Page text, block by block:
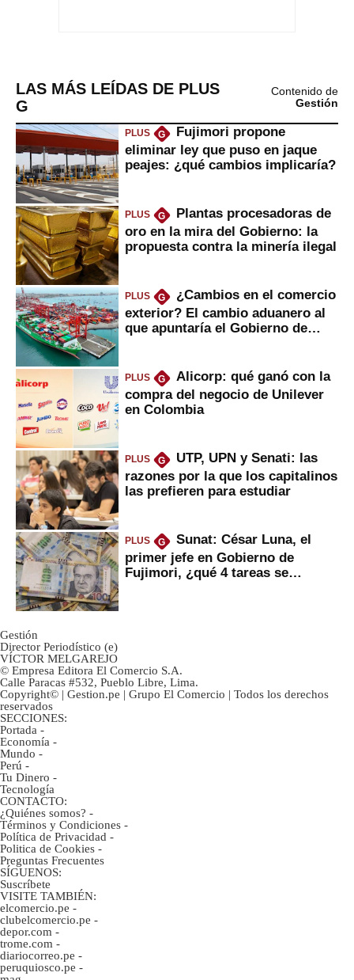
LAS MÁS LEÍDAS DE PLUS
G
Contenido de
Gestión
PLUS G
Fujimori propone
eliminar ley que puso en jaque
peajes: ¿qué cambios implicaría?
PLUS G
Plantas procesadoras de
oro en la mira del Gobierno: la
propuesta contra la minería ilegal
PLUS G
¿Cambios en el comercio
exterior? El cambio aduanero al
que apuntaría el Gobierno de
PLUS G
Alicorp: qué ganó con la
compra del negocio de Unilever
en Colombia
PLUS G
UTP, UPN y Senati: las
razones por la que los capitalinos
las prefieren para estudiar
PLUS G
Sunat: César Luna, el
primer jefe en Gobierno de
Fujimori, ¿qué 4 tareas se
Gestión
Director Periodístico (e)
VÍCTOR MELGAREJO
© Empresa Editora El Comercio S.A.
Calle Paracas #532, Pueblo Libre, Lima.
Copyright© | Gestion.pe | Grupo El Comercio | Todos los derechos
reservados
SECCIONES:
Portada -
Economía -
Mundo -
Perú -
Tu Dinero -
Tecnología
CONTACTO:
¿Quiénes somos? -
Términos y Condiciones -
Política de Privacidad -
Politica de Cookies -
Preguntas Frecuentes
SÍGUENOS:
Suscríbete
VISITE TAMBIÉN:
elcomercio.pe -
clubelcomercio.pe -
depor.com -
trome.com -
diariocorreo.pe -
peruquiosco.pe -